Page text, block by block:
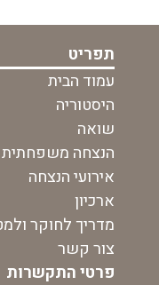
תפריט
עמוד הבית
היסטוריה
שואה
הנצחה משפחתית
אירועי הנצחה
ארכיון
מדריך לחוקר
צור קשר
פרטי התקשרות